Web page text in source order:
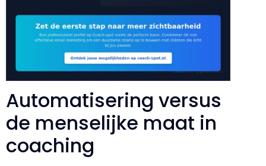
Automatisering versus
de menselijke maat in
coaching